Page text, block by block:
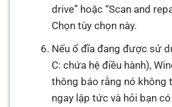
drive” hoặc “Scan and
Chọn tùy chọn này.
Nếu ổ đĩa đang được sử
C: chứa hệ điều hành),
thông báo rằng nó không
ngay lập tức và hỏi bạn